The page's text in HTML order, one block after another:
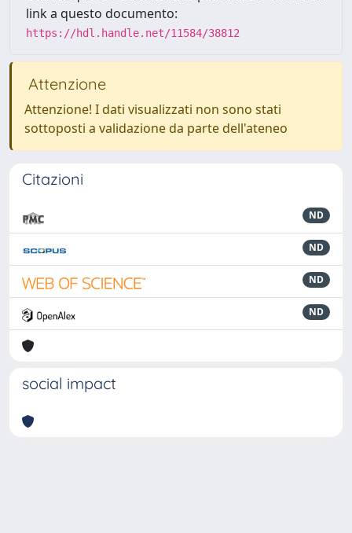
link a questo documento:
https://hdl.handle.net/11584/38812
Attenzione
Attenzione! I dati visualizzati non sono stati
sottoposti a validazione da parte dell'ateneo
Citazioni
ND
ND
ND
ND
social impact